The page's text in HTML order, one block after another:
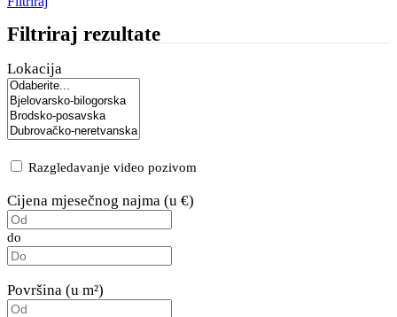
Filtriraj rezultate
Lokacija
Razgledavanje video pozivom
Cijena mjesečnog najma (u €)
do
Površina (u m²)